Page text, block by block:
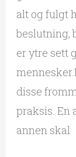
alt og fulgt
beslutning,
er ytre sett
disse
praksis. En
annen skal